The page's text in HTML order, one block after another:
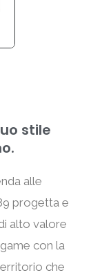
stile
alle
progetta e
alto valore
con la
che